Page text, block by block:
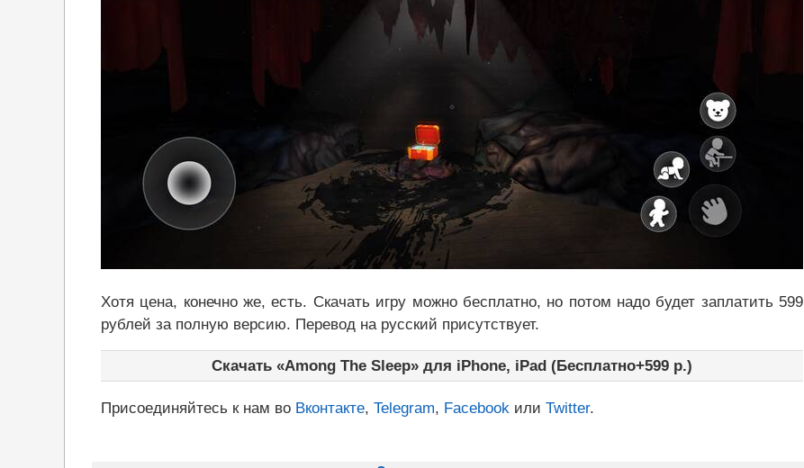
Хотя цена, конечно же, есть. Скачать игру можно бесплатно, но потом надо будет заплатить 599
рублей за полную версию. Перевод на русский присутствует.
Скачать «Among The Sleep» для iPhone, iPad (Бесплатно+599 р.)
Присоединяйтесь к нам во Вконтакте, Telegram, Facebook или Twitter.